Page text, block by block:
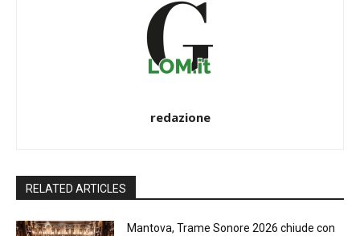
redazione
RELATED ARTICLES
Mantova, Trame Sonore 2026 chiude con